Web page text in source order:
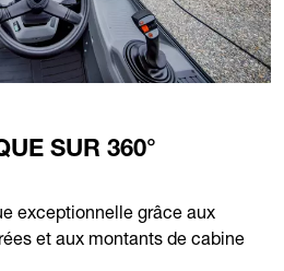
SUR 360°
exceptionnelle grâce aux
et aux montants de cabine